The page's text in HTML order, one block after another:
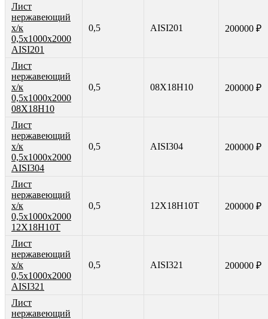
Лист
нержавеющий
х/к
0,5х1000х2000
AISI201
0,5 AISI201 200000 ₽
Лист
нержавеющий
х/к
0,5х1000х2000
08Х18Н10
0,5 08Х18Н10 200000 ₽
Лист
нержавеющий
х/к
0,5х1000х2000
AISI304
0,5 AISI304 200000 ₽
Лист
нержавеющий
х/к
0,5х1000х2000
12Х18Н10Т
0,5 12Х18Н10Т 200000 ₽
Лист
нержавеющий
х/к
0,5х1000х2000
AISI321
0,5 AISI321 200000 ₽
Лист
нержавеющий